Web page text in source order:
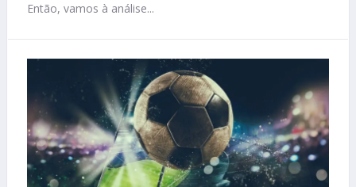
Então, vamos à análise...